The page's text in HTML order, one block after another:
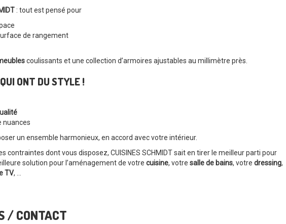
: tout est pensé pour
de rangement
coulissants et une collection d’armoires ajustables au millimètre près.
ONT DU STYLE !
nuances
un ensemble harmonieux, en accord avec votre intérieur.
contraintes dont vous disposez, CUISINES SCHMIDT sait en tirer le meilleur parti pour
solution pour l’aménagement de votre cuisine, votre salle de bains, votre dressing,
TV, …
/ CONTACT